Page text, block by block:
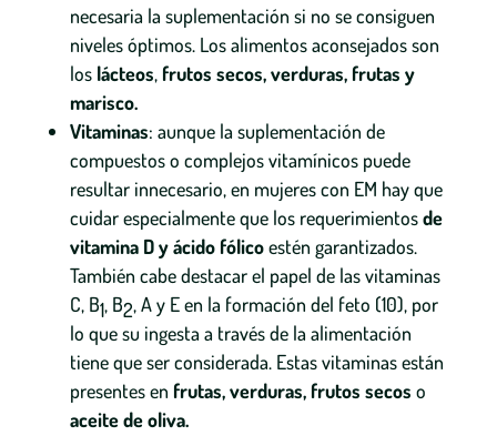
necesaria la suplementación si no se consiguen
niveles óptimos. Los alimentos aconsejados son
los lácteos, frutos secos, verduras, frutas y
marisco.
Vitaminas: aunque la suplementación de
compuestos o complejos vitamínicos puede
resultar innecesario, en mujeres con EM hay que
cuidar especialmente que los requerimientosde
vitamina D y ácido fólicoestén garantizados.
También cabe destacar el papel de las vitaminas
C, B1, B2, A y E en la formación del feto (10), por
lo que su ingesta a través de la alimentación
tiene que ser considerada. Estas vitaminas están
presentes en frutas, verduras, frutos secos o
aceite de oliva.